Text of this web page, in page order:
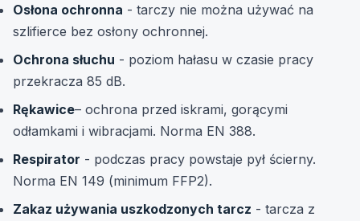
Osłona ochronna - tarczy nie można używać na
szlifierce bez osłony ochronnej.
Ochrona słuchu - poziom hałasu w czasie pracy
przekracza 85 dB.
Rękawice– ochrona przed iskrami, gorącymi
odłamkami i wibracjami. Norma EN 388.
Respirator - podczas pracy powstaje pył ścierny.
Norma EN 149 (minimum FFP2).
Zakaz używania uszkodzonych tarcz - tarcza z